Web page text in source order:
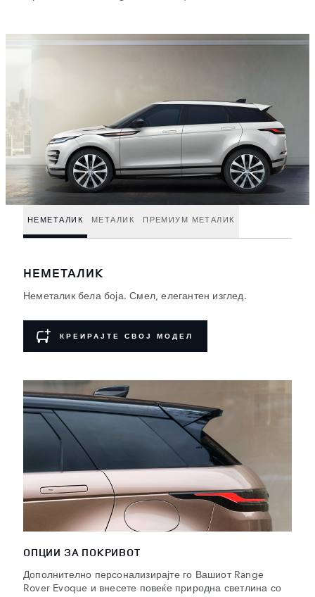
НЕМЕТАЛИК МЕТАЛИК ПРЕМИУМ МЕТАЛИК
НЕМЕТАЛИК
Неметалик бела боја. Смел, елегантен изглед.
КРЕИРАЈТЕ СВОЈ МОДЕЛ
ОПЦИИ ЗА ПОКРИВОТ
Дополнително персонализирајте го Вашиот Range
Rover Evoque и внесете повеќе природна светлина со